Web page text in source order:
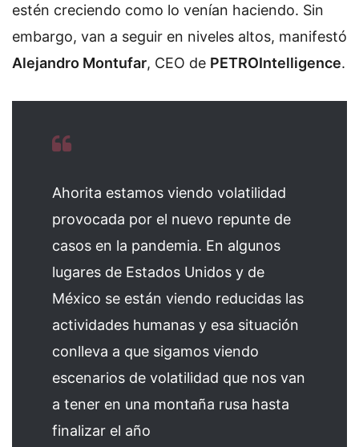
estén creciendo como lo venían haciendo. Sin
embargo, van a seguir en niveles altos, manifestó
Alejandro Montufar, CEO de PETROIntelligence.
Ahorita estamos viendo volatilidad
provocada por el nuevo repunte de
casos en la pandemia. En algunos
lugares de Estados Unidos y de
México se están viendo reducidas las
actividades humanas y esa situación
conlleva a que sigamos viendo
escenarios de volatilidad que nos van
a tener en una montaña rusa hasta
finalizar el año